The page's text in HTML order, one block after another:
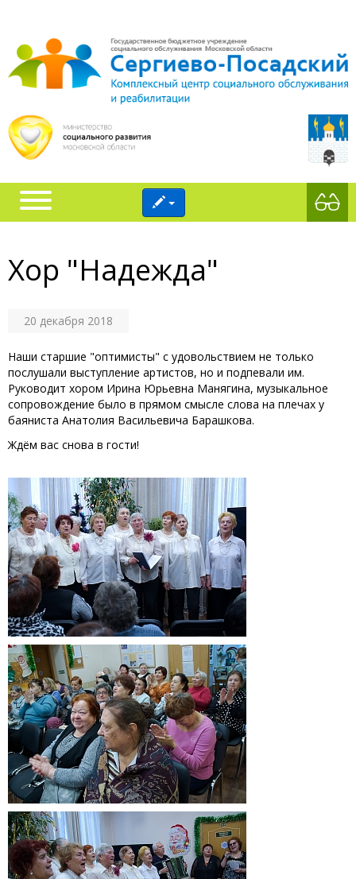
Хор "Надежда"
20 декабря 2018
Наши старшие "оптимисты" с удовольствием не только
послушали выступление артистов, но и подпевали им.
Руководит хором Ирина Юрьевна Манягина, музыкальное
сопровождение было в прямом смысле слова на плечах у
баяниста Анатолия Васильевича Барашкова.
Ждём вас снова в гости!